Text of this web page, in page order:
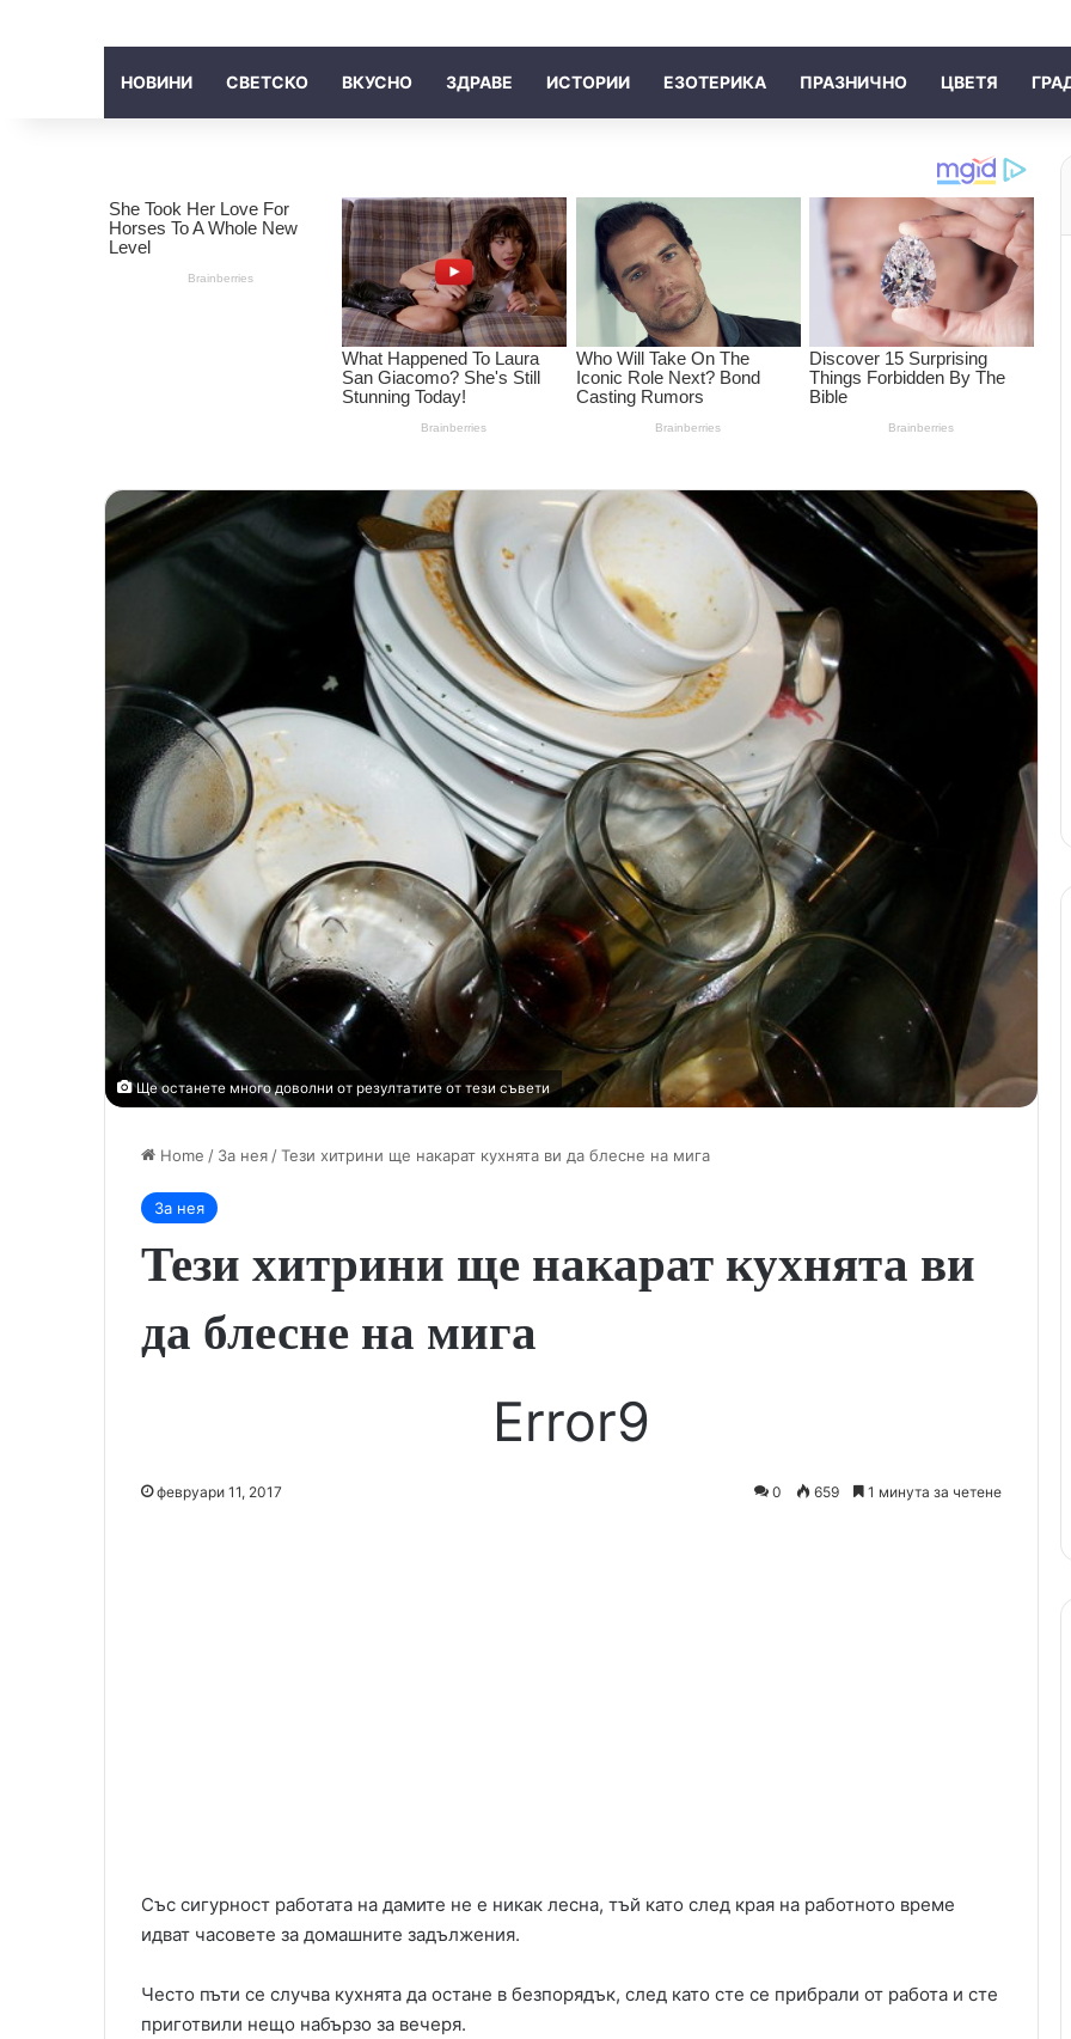
НОВИНИ СВЕТСКО ВКУСНО ЗДРАВЕ ИСТОРИИ ЕЗОТЕРИКА ПРАЗНИЧНО ЦВЕТЯ
Ще останете много доволни от резултатите от тези съвети
Home / За нея /Тези хитрини ще накарат кухнята ви да блесне на мига
За нея
Тези хитрини ще накарат кухнята ви
да блесне на мига
Error9
февруари 11, 2017 0 659 1 минута за четене
Със сигурност работата на дамите не е никак лесна, тъй като след края на работното време
идват часовете за домашните задължения.
Често пъти се случва кухнята да остане в безпорядък, след като сте се прибрали от работа и сте
приготвили нещо набързо за вечеря.